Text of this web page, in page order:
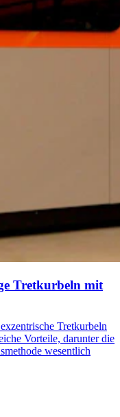
Tretkurbeln mit
Tretkurbeln
Vorteile, darunter die
wesentlich